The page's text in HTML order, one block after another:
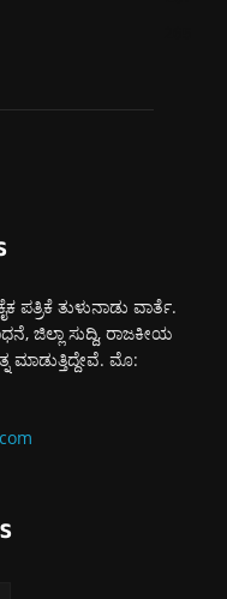
ಪತ್ರಿಕೆ ತುಳುನಾಡು ವಾರ್ತೆ.
ಜಿಲ್ಲಾ ಸುದ್ದಿ, ರಾಜಕೀಯ
ಮಾಡುತ್ತಿದ್ದೇವೆ. ಮೊ: